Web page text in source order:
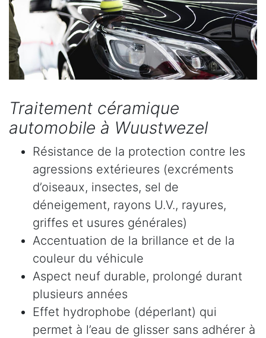
Traitement céramique
automobile à Wuustwezel
Résistance de la protection contre les
agressions extérieures (excréments
d’oiseaux, insectes, sel de
déneigement, rayons U.V., rayures,
griffes et usures générales)
Accentuation de la brillance et de la
couleur du véhicule
Aspect neuf durable, prolongé durant
plusieurs années
Effet hydrophobe (déperlant) qui
permet à l’eau de glisser sans adhérer à